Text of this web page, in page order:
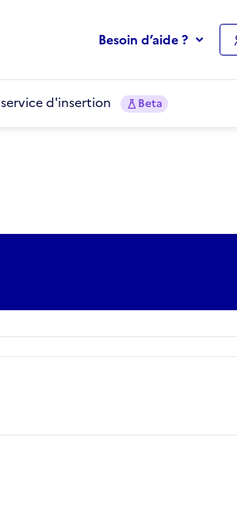
Besoin d’aide ?
d'insertion Beta